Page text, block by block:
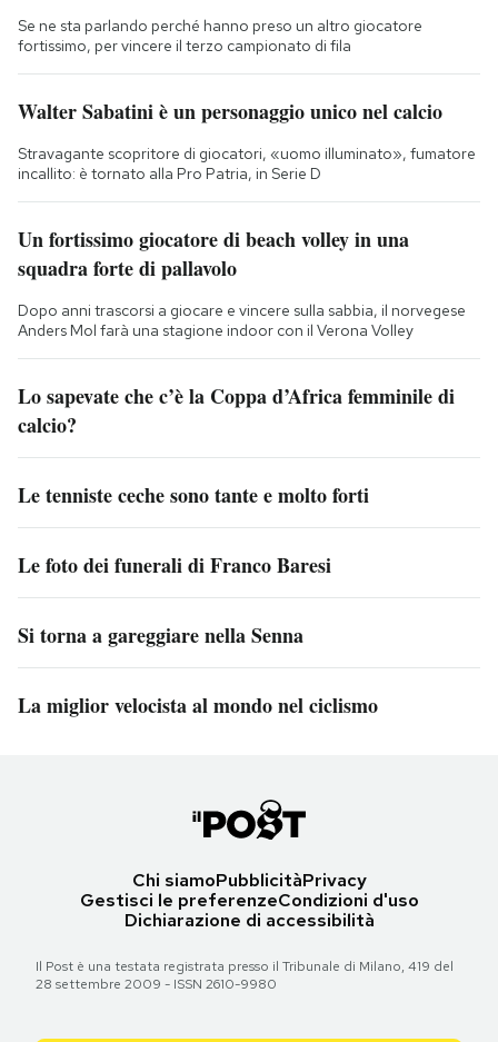
Se ne sta parlando perché hanno preso un altro giocatore
fortissimo, per vincere il terzo campionato di fila
Walter Sabatini è un personaggio unico nel calcio
Stravagante scopritore di giocatori, «uomo illuminato», fumatore
incallito: è tornato alla Pro Patria, in Serie D
Un fortissimo giocatore di beach volley in una
squadra forte di pallavolo
Dopo anni trascorsi a giocare e vincere sulla sabbia, il norvegese
Anders Mol farà una stagione indoor con il Verona Volley
Lo sapevate che c’è la Coppa d’Africa femminile di
calcio?
Le tenniste ceche sono tante e molto forti
Le foto dei funerali di Franco Baresi
Si torna a gareggiare nella Senna
La miglior velocista al mondo nel ciclismo
Chi siamoPubblicitàPrivacy
Gestisci le preferenzeCondizioni d'uso
Dichiarazione di accessibilità
Il Post è una testata registrata presso il Tribunale di Milano, 419 del
28 settembre 2009 - ISSN 2610-9980